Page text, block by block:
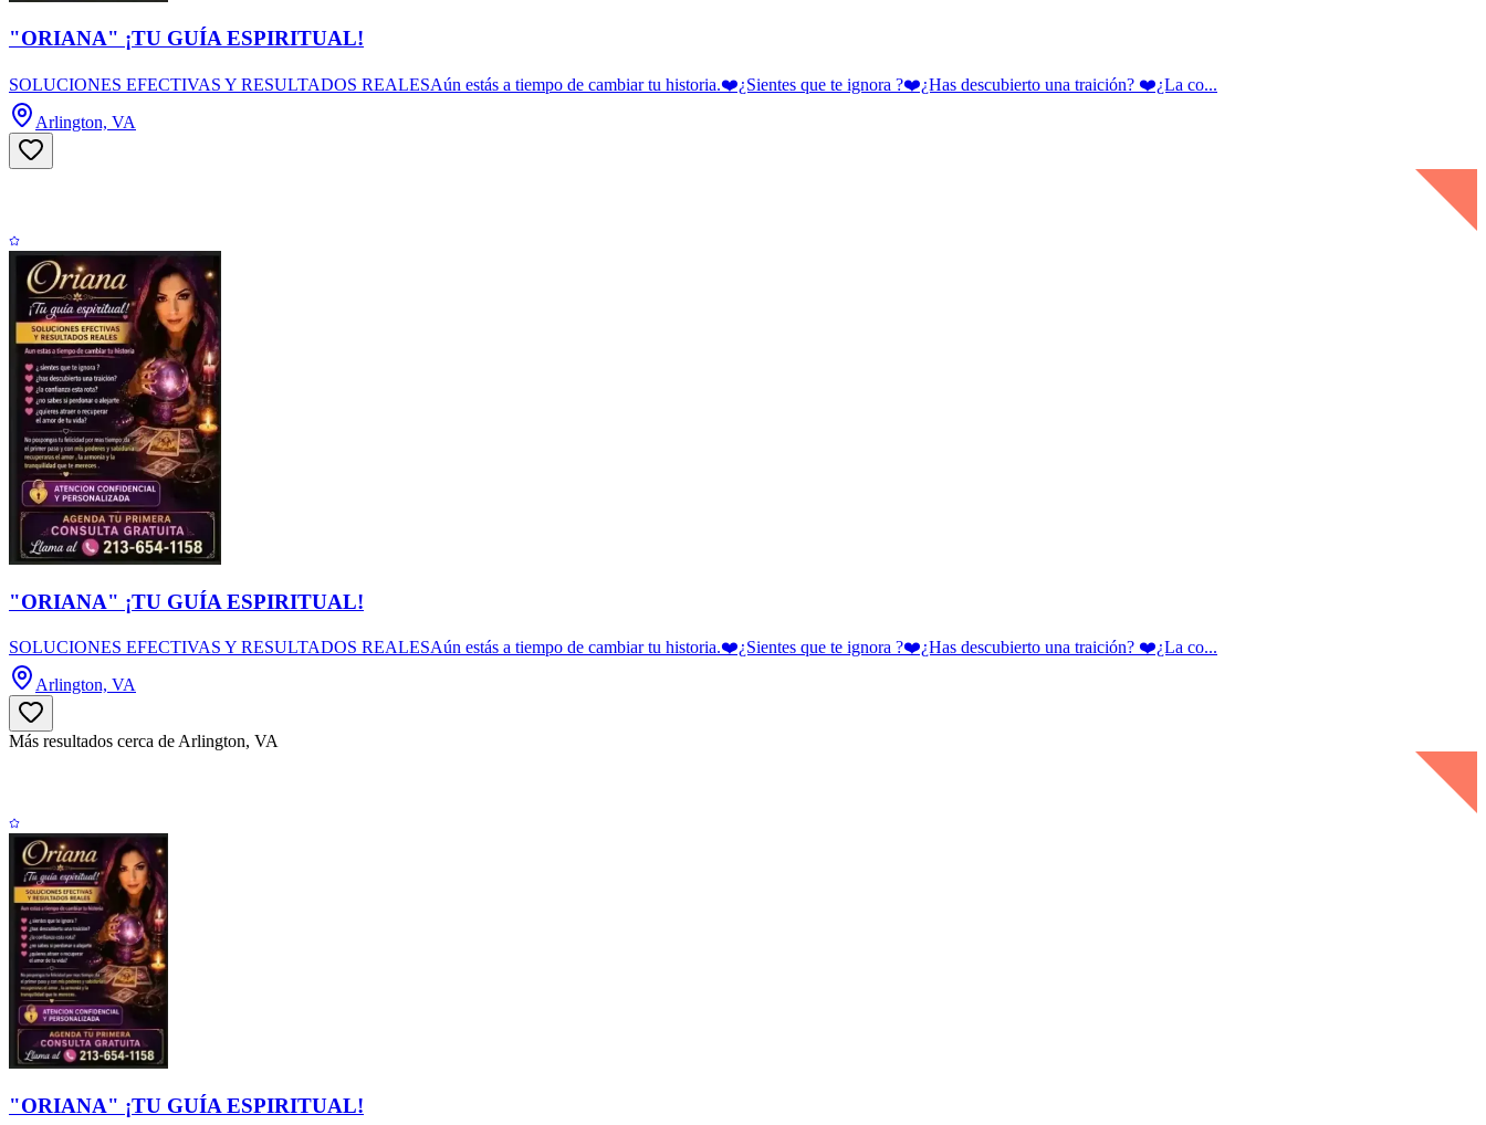
"ORIANA" ¡TU GUÍA ESPIRITUAL!
SOLUCIONES EFECTIVAS Y RESULTADOS REALESAún estás a tiempo de cambiar tu historia.❤️¿Sientes que te ignora ?❤️¿Has descubierto una traición? ❤️¿La co...
Arlington, VA
"ORIANA" ¡TU GUÍA ESPIRITUAL!
SOLUCIONES EFECTIVAS Y RESULTADOS REALESAún estás a tiempo de cambiar tu historia.❤️¿Sientes que te ignora ?❤️¿Has descubierto una traición? ❤️¿La co...
Arlington, VA
Más resultados cerca de Arlington, VA
"ORIANA" ¡TU GUÍA ESPIRITUAL!